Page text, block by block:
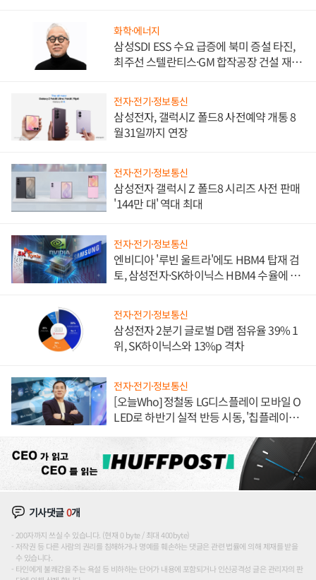
화학·에너지
삼성SDI ESS 수요 급증에 북미 증설 타진,
최주선 스텔란티스·GM 합작공장 건설 재추
전자·전기·정보통신
삼성전자, 갤럭시Z 폴드8 사전예약 개통 8
월31일까지 연장
전자·전기·정보통신
삼성전자 갤럭시 Z 폴드8 시리즈 사전 판매
'144만 대' 역대 최대
전자·전기·정보통신
엔비디아 '루빈 울트라'에도 HBM4 탑재 검
토, 삼성전자·SK하이닉스 HBM4 수율에 주
전자·전기·정보통신
삼성전자 2분기 글로벌 D램 점유율 39% 1
위, SK하이닉스와 13%p 격차
전자·전기·정보통신
[오늘Who] 정철동 LG디스플레이 모바일 O
LED로 하반기 실적 반등 시동, '칩플레이
기사댓글0개
200자까지 쓰실 수 있습니다. (현재 0 byte / 최대 400byte)
저작권 등 다른 사람의 권리를 침해하거나 명예를 훼손하는 댓글은 관련 법률에 의해 제재를 받을
수 있습니다.
타인에게 불쾌감을 주는 욕설 등 비하하는 단어가 내용에 포함되거나 인신공격성 글은 관리자의 판